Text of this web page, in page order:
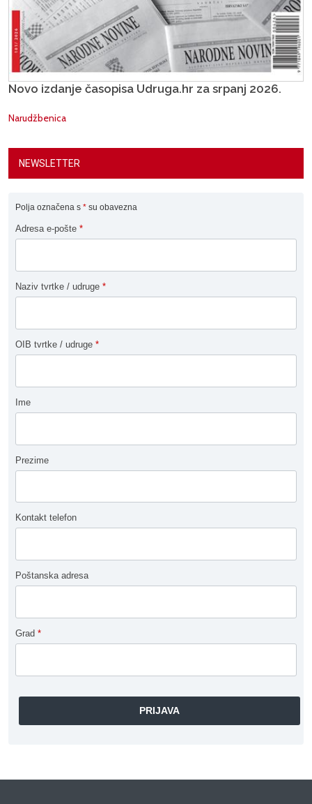
Novo izdanje časopisa Udruga.hr za srpanj 2026.
Narudžbenica
NEWSLETTER
Polja označena s * su obavezna
Adresa e-pošte *
Naziv tvrtke / udruge *
OIB tvrtke / udruge *
Ime
Prezime
Kontakt telefon
Poštanska adresa
Grad *